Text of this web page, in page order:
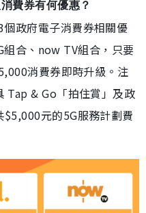
費券有何優惠？
政府電子消費券相關優
合、now TV組合，只要
消費券即時升級。注
Tap & Go「拍住賞」及政
元的5G服務計劃費